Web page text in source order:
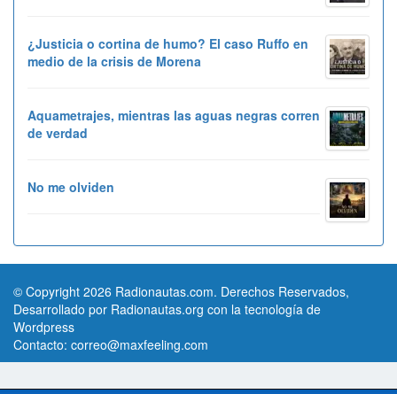
¿Justicia o cortina de humo? El caso Ruffo en
medio de la crisis de Morena
Aquametrajes, mientras las aguas negras corren
de verdad
No me olviden
© Copyright 2026 Radionautas.com. Derechos Reservados,
Desarrollado por Radionautas.org con la tecnología de
Wordpress
Contacto: correo@maxfeeling.com